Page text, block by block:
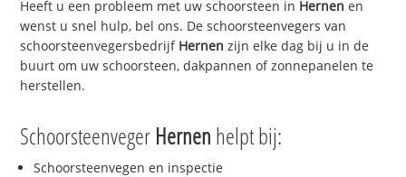
Heeft u een probleem met uw schoorsteen in Hernen en
wenst u snel hulp, bel ons. De schoorsteenvegers van
schoorsteenvegersbedrijf Hernen zijn elke dag bij u in de
buurt om uw schoorsteen, dakpannen of zonnepanelen te
herstellen.
Schoorsteenveger Hernen helpt bij:
Schoorsteenvegen en inspectie